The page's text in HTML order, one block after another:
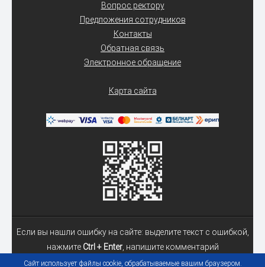
Вопрос ректору
Предложения сотрудников
Контакты
Обратная связь
Электронное обращение
Карта сайта
Если вы нашли ошибку на сайте: выделите текст с ошибкой,
нажмите Ctrl + Enter, напишите комментарий
Сайт использует файлы cookie, обрабатываемые вашим браузером.